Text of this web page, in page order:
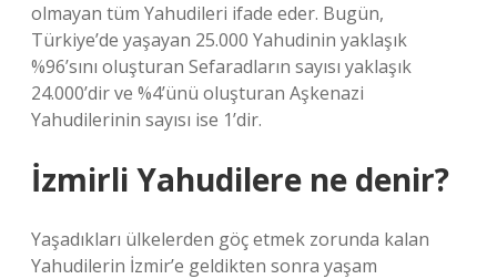
olmayan tüm Yahudileri ifade eder. Bugün,
Türkiye’de yaşayan 25.000 Yahudinin yaklaşık
%96’sını oluşturan Sefaradların sayısı yaklaşık
24.000’dir ve %4’ünü oluşturan Aşkenazi
Yahudilerinin sayısı ise 1’dir.
İzmirli Yahudilere ne denir?
Yaşadıkları ülkelerden göç etmek zorunda kalan
Yahudilerin İzmir’e geldikten sonra yaşam